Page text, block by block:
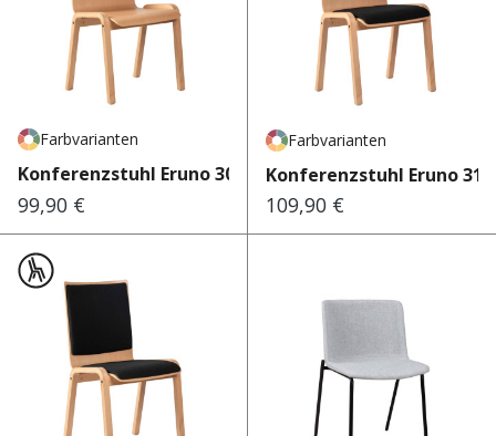
Farbvarianten
Konferenzstuhl Eruno 300 W
Regulärer Preis:
99,90 €
Farbvarianten
Konferenzstuhl Eruno 310
Regulärer Preis:
109,90 €